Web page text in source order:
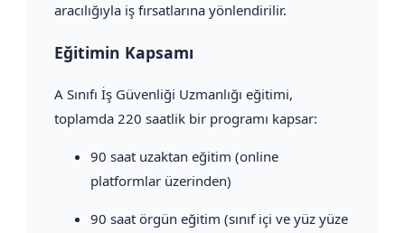
aracılığıyla iş fırsatlarına yönlendirilir.
Eğitimin Kapsamı
A Sınıfı İş Güvenliği Uzmanlığı eğitimi,
toplamda 220 saatlik bir programı kapsar:
90 saat uzaktan eğitim (online
platformlar üzerinden)
90 saat örgün eğitim (sınıf içi ve yüz yüze